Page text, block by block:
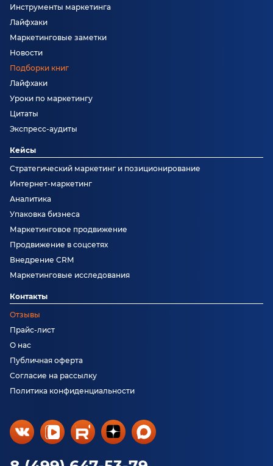
Инструменты маркетинга
Лайфхаки
Маркетинговые заметки
Новости
Подборки книг
Лайфхаки
Уроки по маркетингу
Цитаты
Экспресс-аудиты
Кейсы
Стратегический маркетинг и позиционирование
Интернет-маркетинг
Аналитика
Упаковка бизнеса
Маркетинговое продвижение
Продвижение в соцсетях
Внедрение CRM
Маркетинговые исследования
Контакты
Отзывы
Прайс-лист
О нас
Публичная оферта
Согласие на рассылку
Политика конфиденциальности